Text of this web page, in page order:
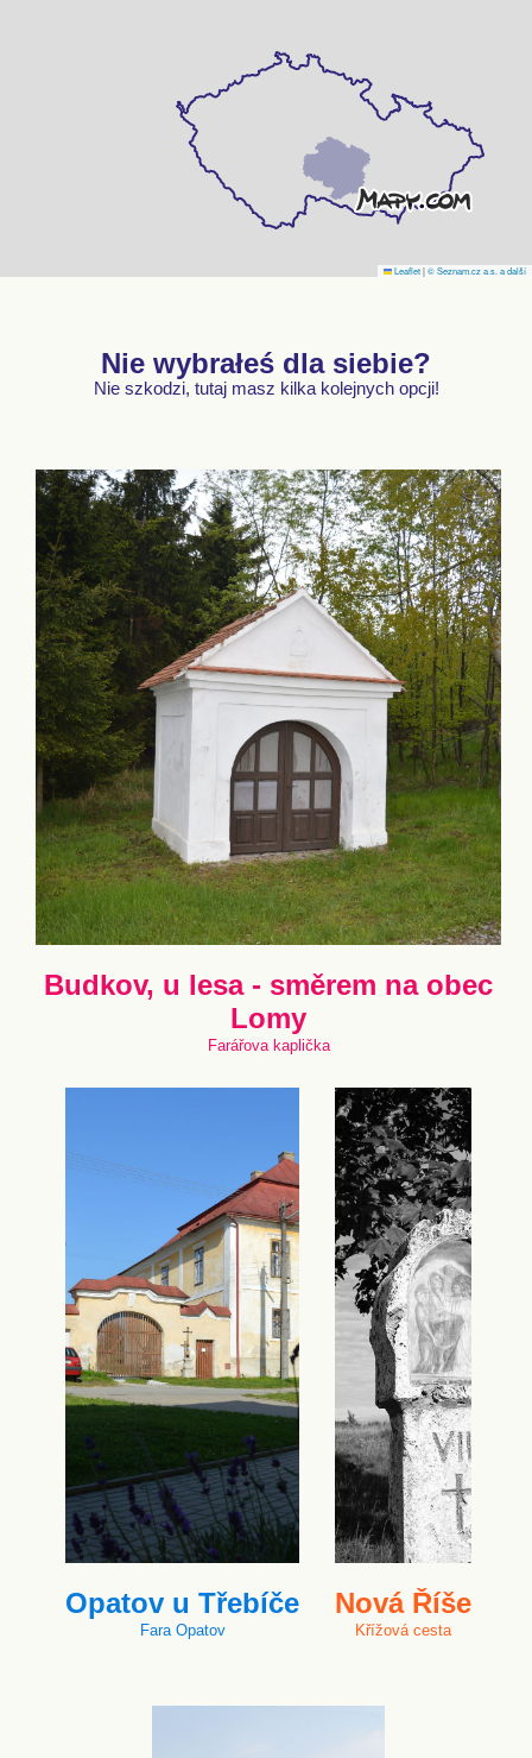
Leaflet|© Seznam.cz a.s. a další
Nie wybrałeś dla siebie?
Nie szkodzi, tutaj masz kilka kolejnych opcji!
Budkov, u lesa - směrem na obec
Lomy
Farářova kaplička
Opatov u Třebíče
Fara Opatov
Nová Říše
Křížová cesta